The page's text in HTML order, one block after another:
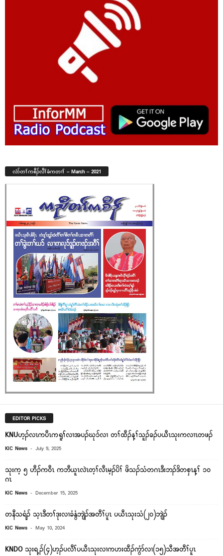
လံာ်တၢ်ကစီၣ်လီၢ်ခံကတၢၢ် – March – 2021
EDITOR PICKS
KNUဟ့ၣ်လၤကပီၤကရူၢ်လၢအပၣ်ဃုၥ်လၢ တၢ်ထီၣ်န့ၢ်သူၣ်ခၣ်ပယီၤသုးကလၢၤတဖၣ်
KIC News - July 9, 2025
သုးက့ ၅ ဟီၣ်ကဝီၤ ကဘီယူၤလဲၤတ့ၢ်လီၤမ့ၣ်ပိၢ် ဖိသၣ်သံတဂၤဒီးဘၣ်ဒိတစှၤန့ၢ် ၁၀
ဂၤ
KIC News - December 15, 2025
တနီသရံၣ် သ့ၤဒီတၢ်ဒုးလၢခံနွံဘျဲၣ်အတီၢ်ပူၤ ပယီၤသုးသံ(၂၀)ဘျဲၣ်
KIC News - May 10, 2024
KNDO သုးရ့ၣ်(၄)ဟ့ၣ်ပလီၢ်ပယီၤသုးလၢကဟးထီၣ်ကွံာ်လၢ(၁၅)သီအတီၢ်ပူၤ